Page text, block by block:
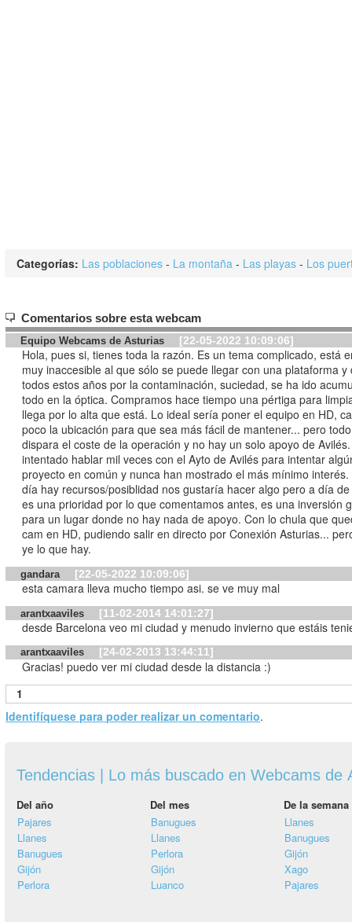
Categorías: Las poblaciones - La montaña - Las playas - Los
Comentarios sobre esta webcam
Equipo Webcams de Asturias [22-05-2022 10:09:06]
Hola, pues si, tienes toda la razón. Es un tema complicado, está
muy inaccesible al que sólo se puede llegar con una plataforma y
todos estos años por la contaminación, suciedad, se ha ido
todo en la óptica. Compramos hace tiempo una pértiga para
llega por lo alta que está. Lo ideal sería poner el equipo en HD,
poco la ubicación para que sea más fácil de mantener... pero
dispara el coste de la operación y no hay un solo apoyo de
intentado hablar mil veces con el Ayto de Avilés para intentar
proyecto en común y nunca han mostrado el más mínimo interés.
día hay recursos/posiblidad nos gustaría hacer algo pero a día
es una prioridad por lo que comentamos antes, es una inversión
para un lugar donde no hay nada de apoyo. Con lo chula que
cam en HD, pudiendo salir en directo por Conexión Asturias...
ye lo que hay.
gandara [22-05-2022 10:09:06]
esta camara lleva mucho tiempo asi. se ve muy mal
arantxaaviles [11-02-2014 14:01:27]
desde Barcelona veo mi ciudad y menudo invierno que estáis
arantxaaviles [24-02-2013 13:44:11]
Gracias! puedo ver mi ciudad desde la distancia :)
1
Identifíquese para poder realizar un comentario.
Tendencias | Lo más buscado en Webcams de
Del año Del mes
De la semana
Pajares
Llanes
Banugues
Gijón
Perlora
Banugues
Llanes
Perlora
Gijón
Luanco
Llanes
Banugues
Gijón
Xago
Pajares